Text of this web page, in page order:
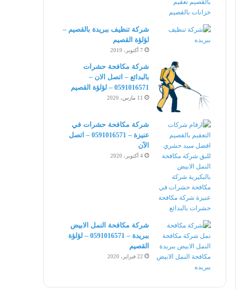
شركة تنظيف ببريدة بالقصيم –
لؤلؤة القصيم
7 أكتوبر، 2019
شركة مكافحة حشرات
بالبدائع – اتصل الان –
0591016571 – لؤلؤة القصيم
11 مارس، 2020
شركة مكافحة حشرات في
عنيزة – 0591016571 – اتصل
الآن
4 أكتوبر، 2020
شركة مكافحة النمل الابيض
ببريدة – 0591016571 – لؤلؤة
القصيم
22 فبراير، 2020